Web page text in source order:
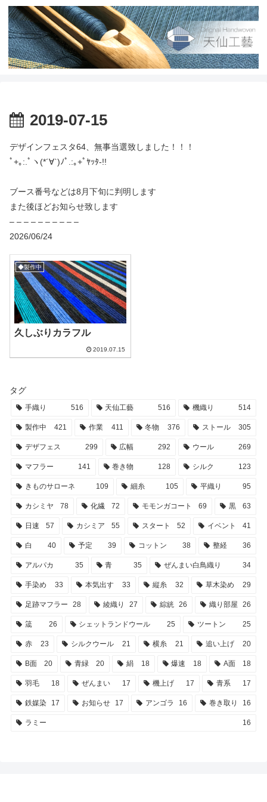
2019-07-15
デザインフェスタ64、無事当選致しました！！！
ﾟ+｡:.ﾟヽ(*´∀`)ﾉﾟ.:｡+ﾟﾔｯﾀ-!!
ブース番号などは8月下旬に判明します
また後ほどお知らせ致します
– – – – – – – – – –
2026/06/24
◆製作中
久しぶりカラフル
2019.07.15
タグ
手織り 516 天仙工藝 516 機織り 514
製作中 421 作業 411 冬物 376 ストール 305
デザフェス 299 広幅 292 ウール 269
マフラー 141 巻き物 128 シルク 123
きものサローネ 109 細糸 105 平織り 95
カシミヤ 78 化繊 72 モモンガコート 69 黒 63
日速 57 カシミア 55 スタート 52 イベント 41
白 40 予定 39 コットン 38 整経 36
アルパカ 35 青 35 ぜんまい白鳥織り 34
手染め 33 本気出す 33 縦糸 32 草木染め 29
足跡マフラー 28 綾織り 27 綜絖 26 織り部屋 26
筬 26 シェットランドウール 25 ツートン 25
赤 23 シルクウール 21 横糸 21 追い上げ 20
B面 20 青緑 20 絹 18 爆速 18 A面 18
羽毛 18 ぜんまい 17 機上げ 17 青系 17
鉄媒染 17 お知らせ 17 アンゴラ 16 巻き取り 16
ラミー 16